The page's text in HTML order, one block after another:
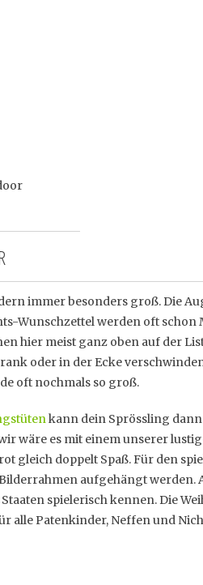
immer besonders groß. Die
Wunschzettel werden oft
hier meist ganz oben auf der
oder in der Ecke
oft nochmals so groß.
kann dein Sprössling
wäre es mit einem unserer
gleich doppelt Spaß. Für den
aufgehängt werden.
spielerisch kennen. Die
alle Patenkinder, Neffen und